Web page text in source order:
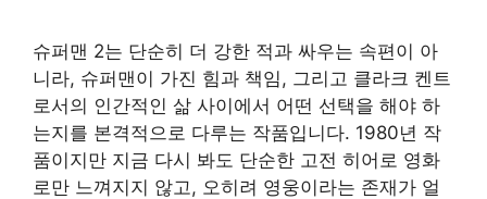
슈퍼맨 2는 단순히 더 강한 적과 싸우는 속편이 아
니라, 슈퍼맨이 가진 힘과 책임, 그리고 클라크 켄트
로서의 인간적인 삶 사이에서 어떤 선택을 해야 하
는지를 본격적으로 다루는 작품입니다. 1980년 작
품이지만 지금 다시 봐도 단순한 고전 히어로 영화
로만 느껴지지 않고, 오히려 영웅이라는 존재가 얼